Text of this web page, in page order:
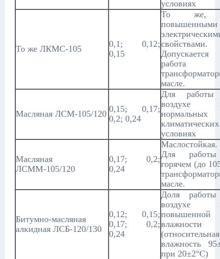
условиях
То же ЛКМС-105
0,1; 0,12;
0,15
То же,
повышенными
свойствами.
Допускается
масле.
Масляная ЛСМ-105/120 0,15; 0,17;
0,2; 0,24
Для
воздухе
нормальных
климатических
условиях
Масляная
ЛСММ-105/120
0,17; 0,2;
0,24
Маслостойкая.
Для
горячем (до
масле.
Битумно-масляная
алкидная ЛСБ-120/130
0,12; 0,15;
0,17; 0,2;
0,24
Доля
воздухе
повышенной
влажности
(относительная
влажность
при 20±2°С)